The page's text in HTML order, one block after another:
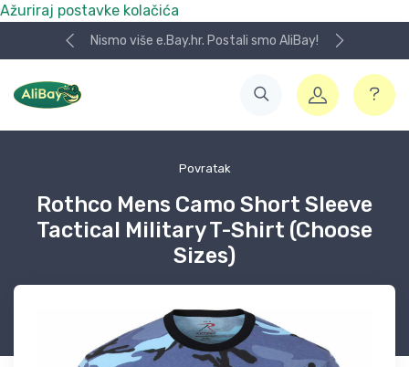
Ažuriraj postavke kolačića
Nismo više e.Bay.hr. Postali smo AliBay!
Povratak
Rothco Mens Camo Short Sleeve
Tactical Military T-Shirt (Choose
Sizes)